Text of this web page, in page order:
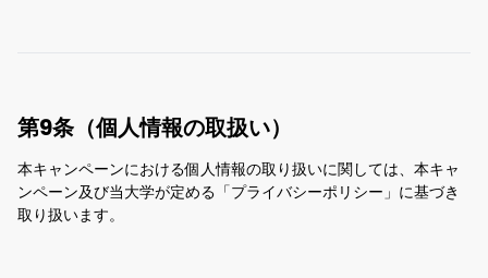
第9条（個人情報の取扱い）
本キャンペーンにおける個人情報の取り扱いに関しては、本キャ
ンペーン及び当大学が定める「プライバシーポリシー」に基づき
取り扱います。